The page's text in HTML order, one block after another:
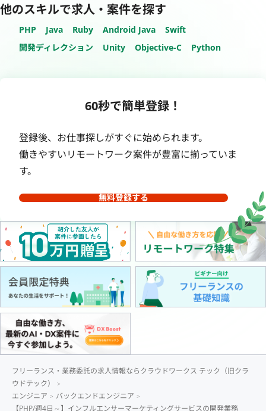
他のスキルで求人・案件を探す
PHP Java Ruby Android Java
Swift
開発ディレクション
Unity Objective-C Python
60秒で簡単登録！
登録後、お仕事探しがすぐに始められます。
働きやすいリモートワーク案件が豊富に揃っていま
す。
無料登録する
フリーランス・業務委託の求人情報ならクラウドワークス テック（旧クラ
ウドテック）
エンジニア
バックエンドエンジニア
【PHP/週4日～】インフルエンサーマーケティングサービスの開発業務